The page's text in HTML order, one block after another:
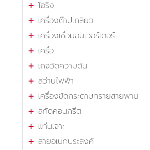
โอริง
เครื่องต๊าปเกลียว
เครื่องเชื่อมอินเวอร์เตอร์
เครื่อ
เกจวัดความดัน
สว่านไฟฟ้า
เครื่องขัดกระดาษทรายสายพาน
สกัดคอนกรีต
แท่นเจาะ
สายอเนกประสงค์